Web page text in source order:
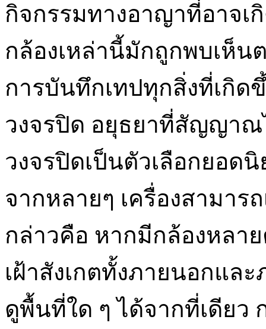
กิจกรรมทางอาญาที่อาจ
กล้องเหล่านี้มักถูกพบเห็
การบันทึกเทปทุกสิ่งที่เกิด
วงจรปิด อยุธยาที่สัญญาณ
วงจรปิดเป็นตัวเลือกยอด
จากหลายๆ เครื่องสามาร
กล่าวคือ หากมีกล้องหลา
เฝ้าสังเกตทั้งภายนอกแล
ดูพื้นที่ใด ๆ ได้จากที่เดียว